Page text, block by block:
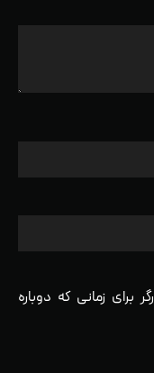
برای زمانی که دوباره